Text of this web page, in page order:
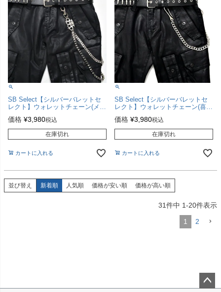
SB Select【シルバーバレットセ
レクト】ウォレットチェーン(メリ
価格 ¥3,980税込
在庫切れ
カートに入れる
SB Select【シルバーバレットセ
レクト】ウォレットチェーン(喜
価格 ¥3,980税込
在庫切れ
カートに入れる
並び替え 新着順 人気順 価格が安い順 価格が高い順
31件中 1-20件表示
1 2